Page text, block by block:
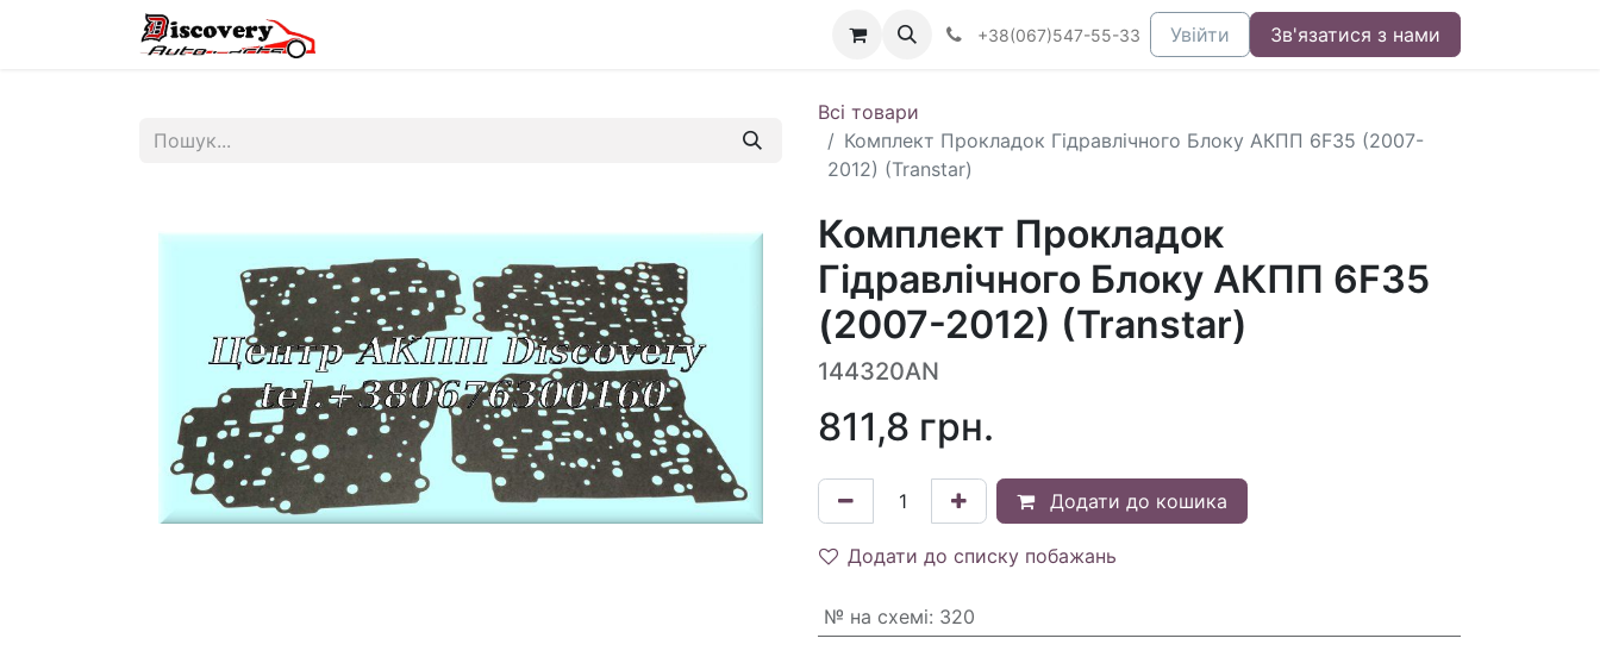
+38(067)547-55-33 Увійти Зв'язатися з нами
Всі товари
Комплект Прокладок Гідравлічного Блоку АКПП 6F35 (2007-
2012) (Transtar)
Комплект Прокладок
Гідравлічного Блоку АКПП 6F35
(2007-2012) (Transtar)
144320AN
811,8 грн.
Додати до кошика
Додати до списку побажань
№ на схемі: 320